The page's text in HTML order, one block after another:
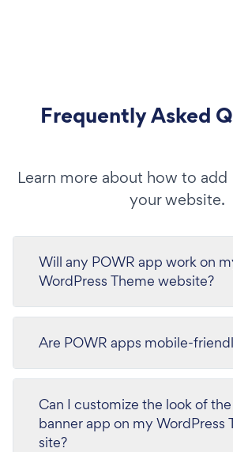
Frequently Asked
Learn more about how to add
your website.
Will any POWR app work on
WordPress Theme website?
Are POWR apps mobile-
Can I customize the look of
banner app on my WordPress
site?